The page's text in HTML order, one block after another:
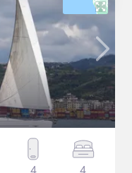
4 4